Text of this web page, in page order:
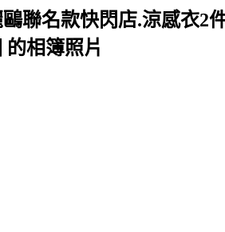
聯名款快閃店.涼感衣2
相簿照片